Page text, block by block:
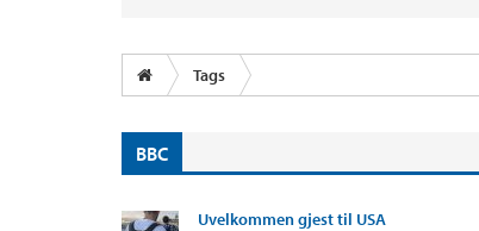
Tags
BBC
Uvelkommen gjest til USA